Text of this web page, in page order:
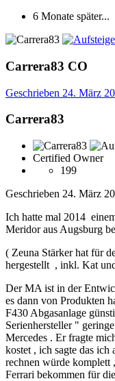
6 Monate später...
Carrera83 CO
Geschrieben 24. März
Carrera83
Certified Owner
199
Geschrieben 24. März
Ich hatte mal 2014
Meridor aus Augsburg
( Zeuna Stärker hat für
hergestellt , inkl. Kat
Der MA ist in der
es dann von Produkten
F430 Abgasanlage
Serienhersteller "
Mercedes . Er fragte
kostet , ich sagte das ich
rechnen würde komplett
Ferrari bekommen für